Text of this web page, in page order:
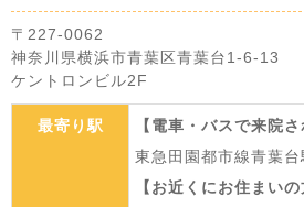
〒227-0062
神奈川県横浜市青葉区青葉台1-6-13
ケントロンビル2F
最寄り駅
【電車・バスで来院さ
東急田園都市線青葉台
【お近くにお住まいの